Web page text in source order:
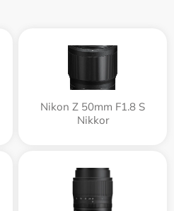
Nikon Z 50mm F1.8 S
Nikkor